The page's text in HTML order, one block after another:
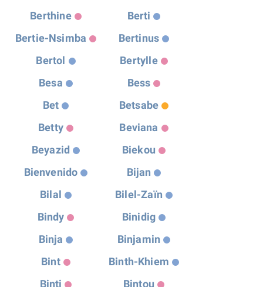
Berthine
Berti
Bertie-Nsimba
Bertinus
Bertol
Bertylle
Besa
Bess
Bet
Betsabe
Betty
Beviana
Beyazid
Biekou
Bienvenido
Bijan
Bilal
Bilel-Zaïn
Bindy
Binidig
Binja
Binjamin
Bint
Binth-Khiem
Binti
Bintou